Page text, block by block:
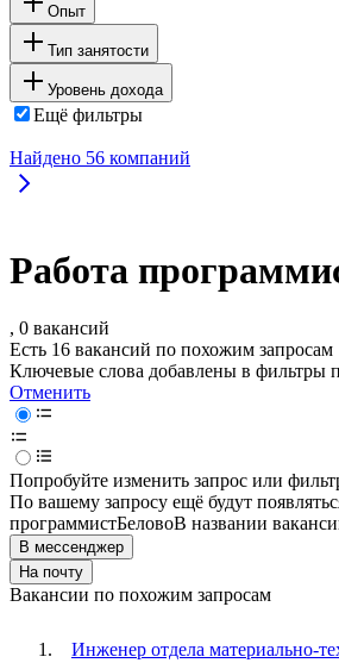
Опыт
Тип занятости
Уровень дохода
Ещё фильтры
Найдено 56 компаний
Работа
, 0 вакансий
Есть 16 вакансий по похожим запросам
Ключевые слова добавлены в фильтры
Отменить
Попробуйте изменить запрос или
По вашему запросу ещё будут
программистБеловоВ названии
В мессенджер
На почту
Вакансии по похожим запросам
Инженер отдела материально-